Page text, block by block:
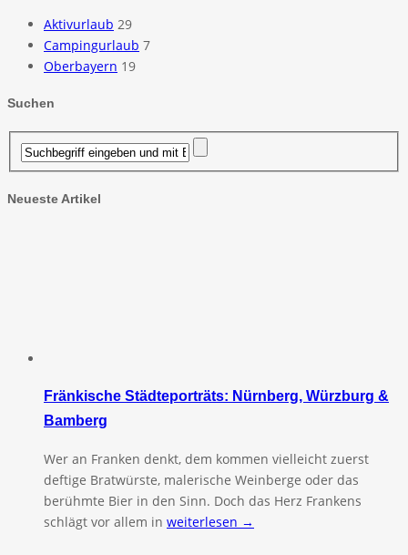
Aktivurlaub 29
Campingurlaub 7
Oberbayern 19
Suchen
Neueste Artikel
Fränkische Städteporträts: Nürnberg, Würzburg &
Bamberg
Wer an Franken denkt, dem kommen vielleicht zuerst
deftige Bratwürste, malerische Weinberge oder das
berühmte Bier in den Sinn. Doch das Herz Frankens
schlägt vor allem in weiterlesen →